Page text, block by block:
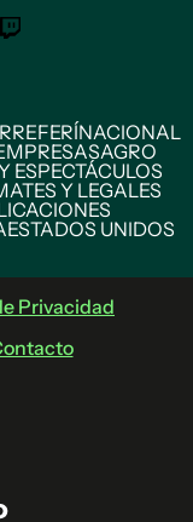
REFERÍNACIONAL
AGRO
ESPECTÁCULOS
Y LEGALES
ESTADOS UNIDOS
Privacidad